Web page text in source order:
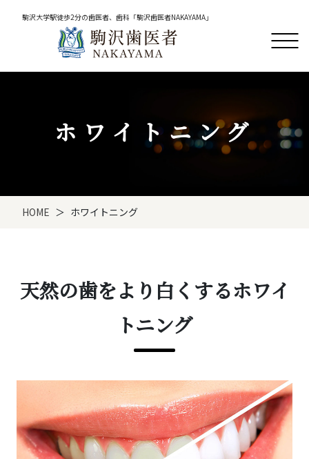
駒沢大学駅徒歩2分の歯医者、歯科「駒沢歯医者NAKAYAMA」
ホワイトニング
HOME ホワイトニング
天然の歯をより白くするホワイ
トニング